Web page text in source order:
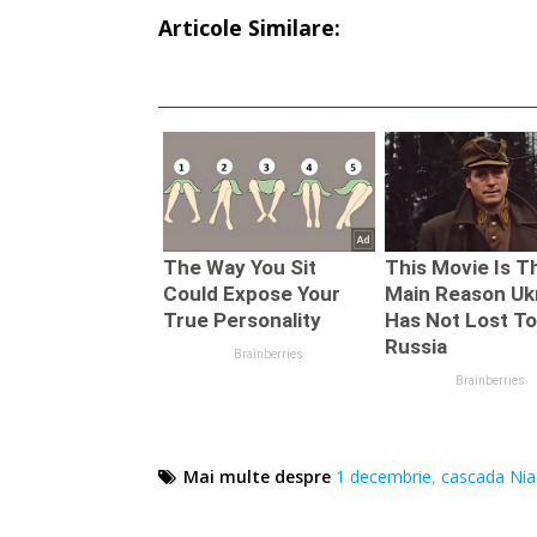
Articole Similare:
Mai multe despre 1 decembrie, cascada